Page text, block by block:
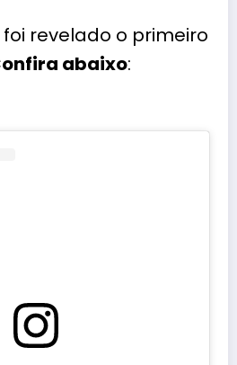
revelado o primeiro
abaixo: